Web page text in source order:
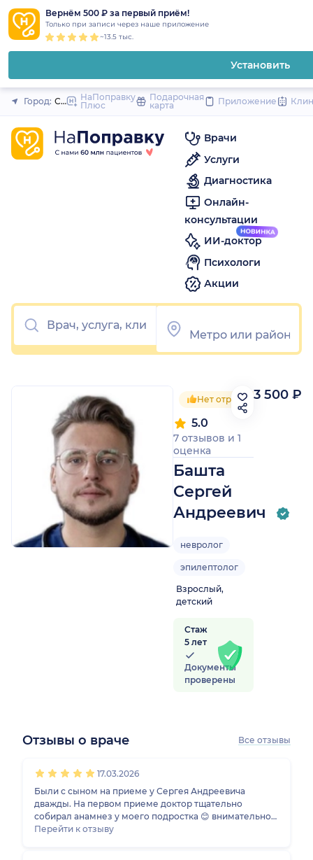
Вернём 500 ₽ за первый приём!
Только при записи через наше приложение
~13.5 тыс.
Установить
Закрыть
Город: Санкт-Петербург
НаПоправку
Плюс
Подарочная
карта
Приложение
Врачи
Услуги
Диагностика
Онлайн-
консультации
ИИ-доктор
Психологи
Акции
Нет отрицательных
Башта
Сергей
Андреевич
5.0
7 отзывов и 1
оценка
невролог
эпилептолог
Взрослый,
детский
Стаж
5 лет
Документы
проверены
3 500 ₽
Отзывы о враче Все отзывы
17.03.2026
Были с сыном на приеме у Сергея Андреевича
дважды. На первом приеме доктор тщательно
собирал анамнез у моего подростка 😊 внимательно
расспросил сына по всем его жалобам, провел
Перейти к отзыву